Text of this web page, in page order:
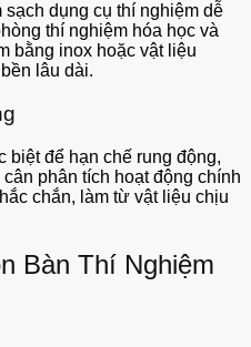
dụng cụ thí nghiệm dễ
thí nghiệm hóa học và
bằng inox hoặc vật liệu
lâu dài.
biệt để hạn chế rung động,
phân tích hoạt động chính
chắn, làm từ vật liệu chịu
Bàn Thí Nghiệm